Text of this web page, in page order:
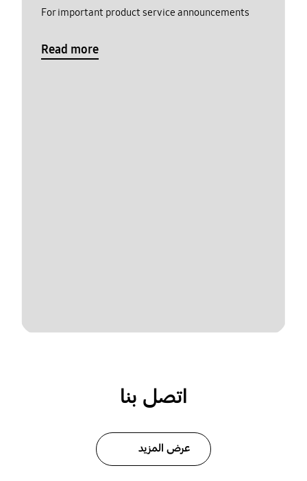
For important product service announcements
Read more
اتصل بنا
عرض المزيد